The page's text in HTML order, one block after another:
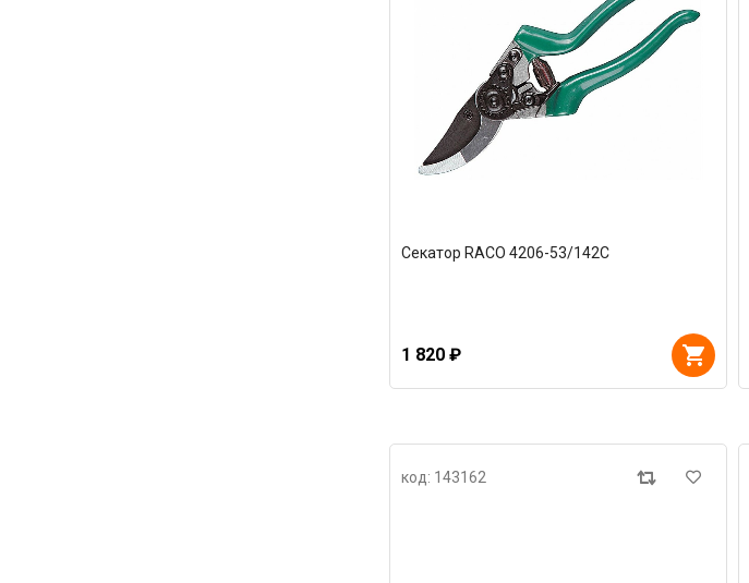
Секатор RACO 4206-53/142C
1 820 ₽
код: 143162